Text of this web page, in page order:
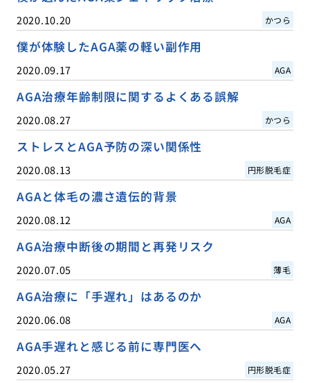
2020.10.20 かつら
僕が体験したAGA薬の軽い副作用
2020.09.17 AGA
AGA治療年齢制限に関するよくある誤解
2020.08.27 かつら
ストレスとAGA予防の深い関係性
2020.08.13 円形脱毛症
AGAと体毛の濃さ遺伝的背景
2020.08.12 AGA
AGA治療中断後の期間と再発リスク
2020.07.05 薄毛
AGA治療に「手遅れ」はあるのか
2020.06.08 AGA
AGA手遅れと感じる前に専門医へ
2020.05.27 円形脱毛症